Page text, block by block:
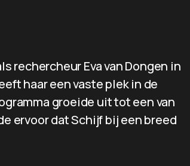
rechercheur Eva van Dongen in
haar een vaste plek in de
groeide uit tot een van
ervoor dat Schijf bij een breed